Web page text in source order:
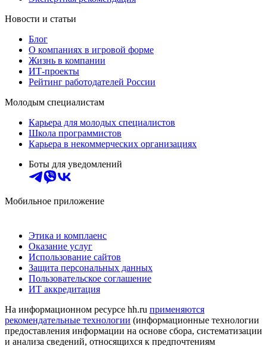
Новости и статьи
Блог
О компаниях в игровой форме
Жизнь в компании
ИТ-проекты
Рейтинг работодателей России
Молодым специалистам
Карьера для молодых специалистов
Школа программистов
Карьера в некоммерческих организациях
Боты для уведомлений
Мобильное приложение
Этика и комплаенс
Оказание услуг
Использование сайтов
Защита персональных данных
Пользовательское соглашение
ИТ аккредитация
На информационном ресурсе hh.ru применяются
рекомендательные технологии (информационные технологии
предоставления информации на основе сбора, систематизации
и анализа сведений, относящихся к предпочтениям